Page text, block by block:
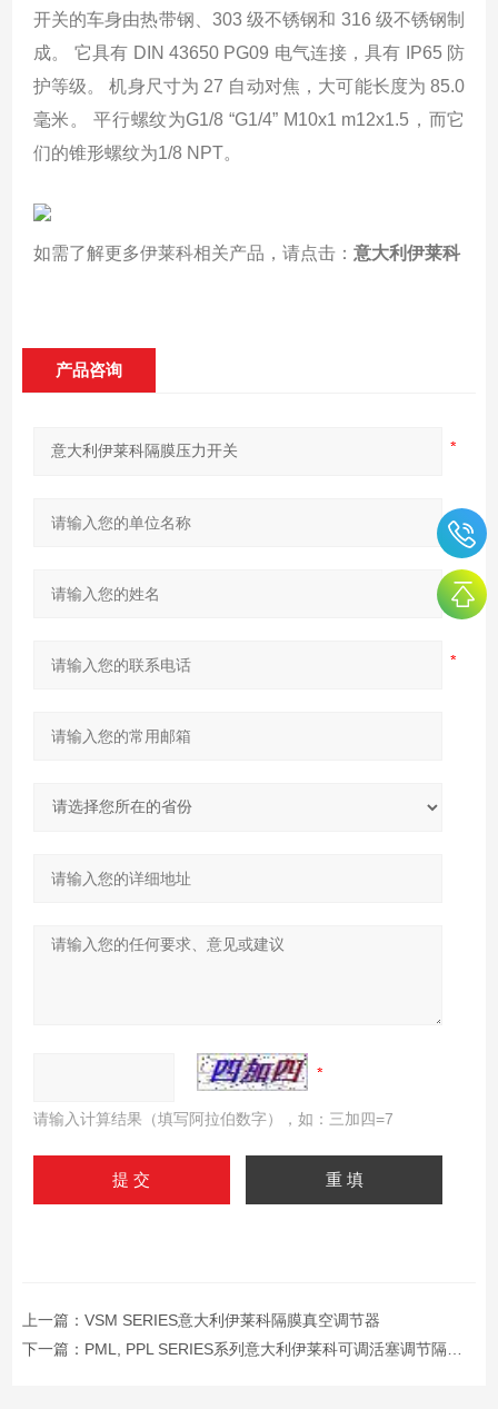
开关的车身由热带钢、303 级不锈钢和 316 级不锈钢制
成。 它具有 DIN 43650 PG09 电气连接，具有 IP65 防
护等级。 机身尺寸为 27 自动对焦，大可能长度为 85.0
毫米。 平行螺纹为G1/8 “G1/4” M10x1 m12x1.5，而它
们的锥形螺纹为1/8 NPT。
如需了解更多伊莱科相关产品，请点击： 意大利伊莱科
产品咨询
请输入计算结果（填写阿拉伯数字），如：三加四=7
上一篇： VSM SERIES意大利伊莱科隔膜真空调节器
下一篇： PML, PPL SERIES系列意大利伊莱科可调活塞调节隔膜压力开关